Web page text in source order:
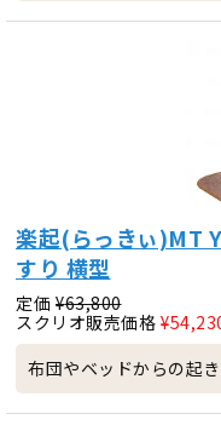
楽起(らっきぃ)MT
すり 横型
定価 ¥63,800
スクリオ販売価格 ¥
布団やベッドからの起